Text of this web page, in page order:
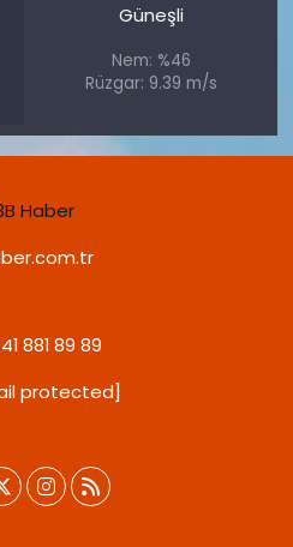
Güneşli
Nem: %46
Rüzgar: 9.39 m/s
881 89 89
protected]